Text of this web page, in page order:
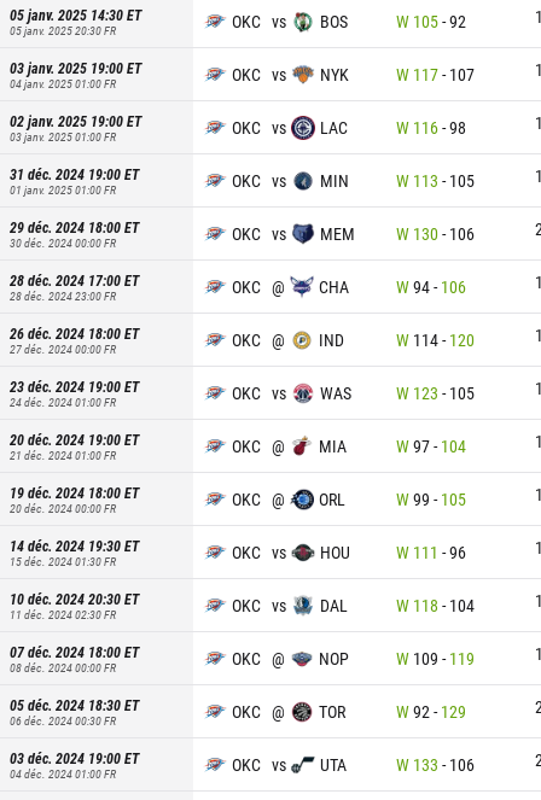
05 janv. 2025 14:30ET
05 janv. 2025 20:30FR OKC vs BOS W 105-92
03 janv. 2025 19:00ET
04 janv. 2025 01:00FR OKC vs NYK W 117- 107
02 janv. 2025 19:00ET
03 janv. 2025 01:00FR OKC vs LAC W 116-98
31 déc. 2024 19:00ET
01 janv. 2025 01:00FR OKC vs MIN W 113 - 105
29 déc. 2024 18:00ET
30 déc. 2024 00:00FR OKC vs MEM W 130- 106
28 déc. 2024 17:00ET
28 déc. 2024 23:00FR OKC @ CHA W94- 106
26 déc. 2024 18:00ET
27 déc. 2024 00:00FR OKC @ IND W 114- 120
23 déc. 2024 19:00ET
24 déc. 2024 01:00FR OKC vs WAS W 123 - 105
20 déc. 2024 19:00ET
21 déc. 2024 01:00FR OKC @ MIA W97- 104
19 déc. 2024 18:00ET
20 déc. 2024 00:00FR OKC @ ORL W99 - 105
14 déc. 2024 19:30ET
15 déc. 2024 01:30FR OKC vs HOU W 111 -96
10 déc. 2024 20:30ET
11 déc. 2024 02:30FR OKC vs DAL W 118 - 104
07 déc. 2024 18:00ET
08 déc. 2024 00:00FR OKC @ NOP W 109 - 119
05 déc. 2024 18:30ET
06 déc. 2024 00:30FR OKC @ TOR W92 - 129
03 déc. 2024 19:00ET
04 déc. 2024 01:00FR OKC vs UTA W 133 - 106